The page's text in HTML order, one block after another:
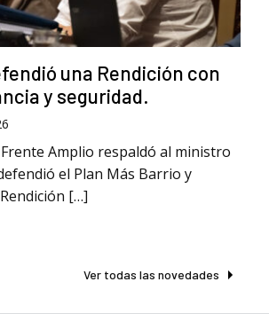
una Rendición con
y seguridad.
Amplio respaldó al ministro
el Plan Más Barrio y
[…]
Ver todas las novedades